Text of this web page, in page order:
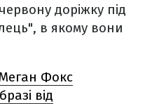
доріжку під
в якому вони
Фокс
від